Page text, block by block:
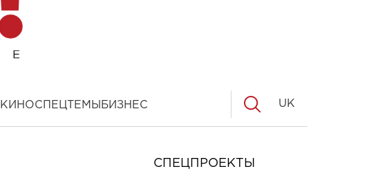
КИНОСПЕЦТЕМЫ БИЗНЕС UK
СПЕЦПРОЕКТЫ